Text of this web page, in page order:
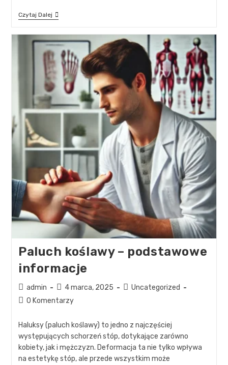
Czytaj Dalej
Paluch koślawy – podstawowe
informacje
admin 4 marca, 2025
Uncategorized
0 Komentarzy
Haluksy (paluch koślawy) to jedno z najczęściej
występujących schorzeń stóp, dotykające zarówno
kobiety, jak i mężczyzn. Deformacja ta nie tylko wpływa
na estetykę stóp, ale przede wszystkim może